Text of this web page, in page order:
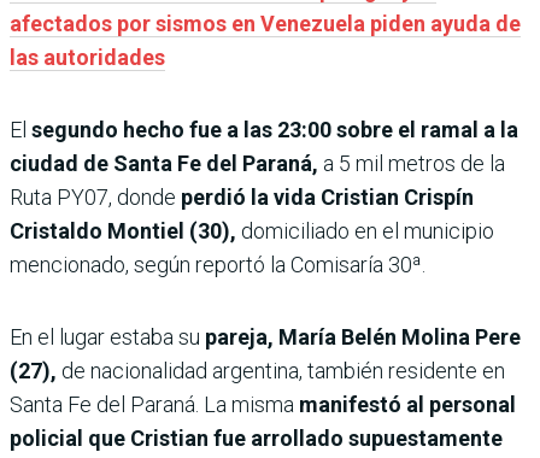
afectados por sismos en Venezuela piden ayuda de
las autoridades
El segundo hecho fue a las 23:00 sobre el ramal a la
ciudad de Santa Fe del Paraná, a 5 mil metros de la
Ruta PY07, donde perdió la vida Cristian Crispín
Cristaldo Montiel (30), domiciliado en el municipio
mencionado, según reportó la Comisaría 30ª.
En el lugar estaba su pareja, María Belén Molina Pere
(27), de nacionalidad argentina, también residente en
Santa Fe del Paraná. La misma manifestó al personal
policial que Cristian fue arrollado supuestamente